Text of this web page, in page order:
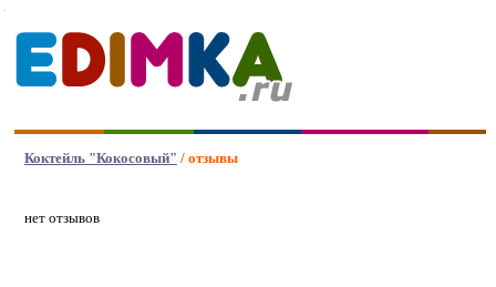
Коктейль "Кокосовый" / отзывы
нет отзывов